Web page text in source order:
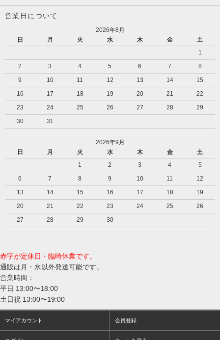
営業日について
2026年8月
日
月 火 水 木 金
土
1
2
3 4 5 6 7
8
9
10 11 12 13 14
15
16
17 18 19 20 21
22
23
24 25 26 27 28
29
30
31
2026年9月
日
月 火 水 木 金
土
1
2 3 4
5
6
7 8 9 10 11
12
13
14 15 16 17 18
19
20
21 22 23 24 25
26
27
28 29 30
赤字が定休日・臨時休業です。
通販は月・水以外発送可能です。
営業時間：
平日 13:00〜18:00
土日祝 13:00〜19:00
マイアカウント 会員登録